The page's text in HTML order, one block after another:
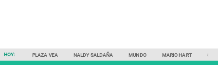
HOY: PLAZA VEA NALDY SALDAÑA MUNDO MARIO HART